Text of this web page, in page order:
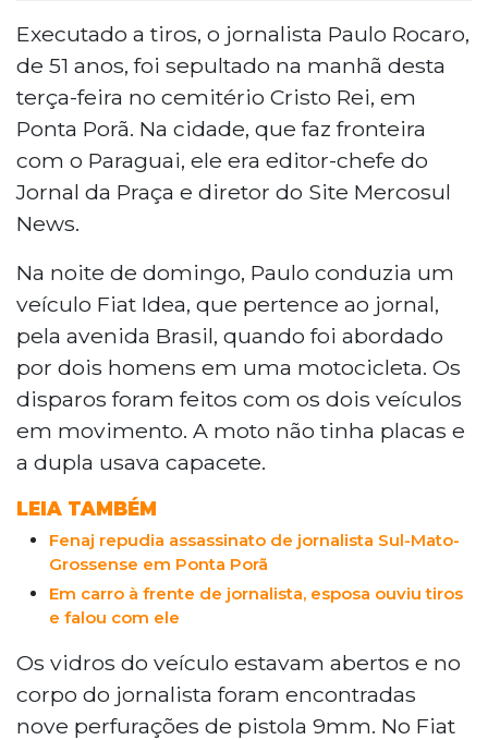
Executado a tiros, o jornalista Paulo Rocaro,
de 51 anos, foi sepultado na manhã desta
terça-feira no cemitério Cristo Rei, em
Ponta Porã. Na cidade, que faz fronteira
com o Paraguai, ele era editor-chefe do
Jornal da Praça e diretor do Site Mercosul
News.
Na noite de domingo, Paulo conduzia um
veículo Fiat Idea, que pertence ao jornal,
pela avenida Brasil, quando foi abordado
por dois homens em uma motocicleta. Os
disparos foram feitos com os dois veículos
em movimento. A moto não tinha placas e
a dupla usava capacete.
LEIA TAMBÉM
Fenaj repudia assassinato de jornalista Sul-Mato-
Grossense em Ponta Porã
Em carro à frente de jornalista, esposa ouviu tiros
e falou com ele
Os vidros do veículo estavam abertos e no
corpo do jornalista foram encontradas
nove perfurações de pistola 9mm. No Fiat